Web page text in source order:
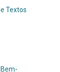
Textos
Bem-